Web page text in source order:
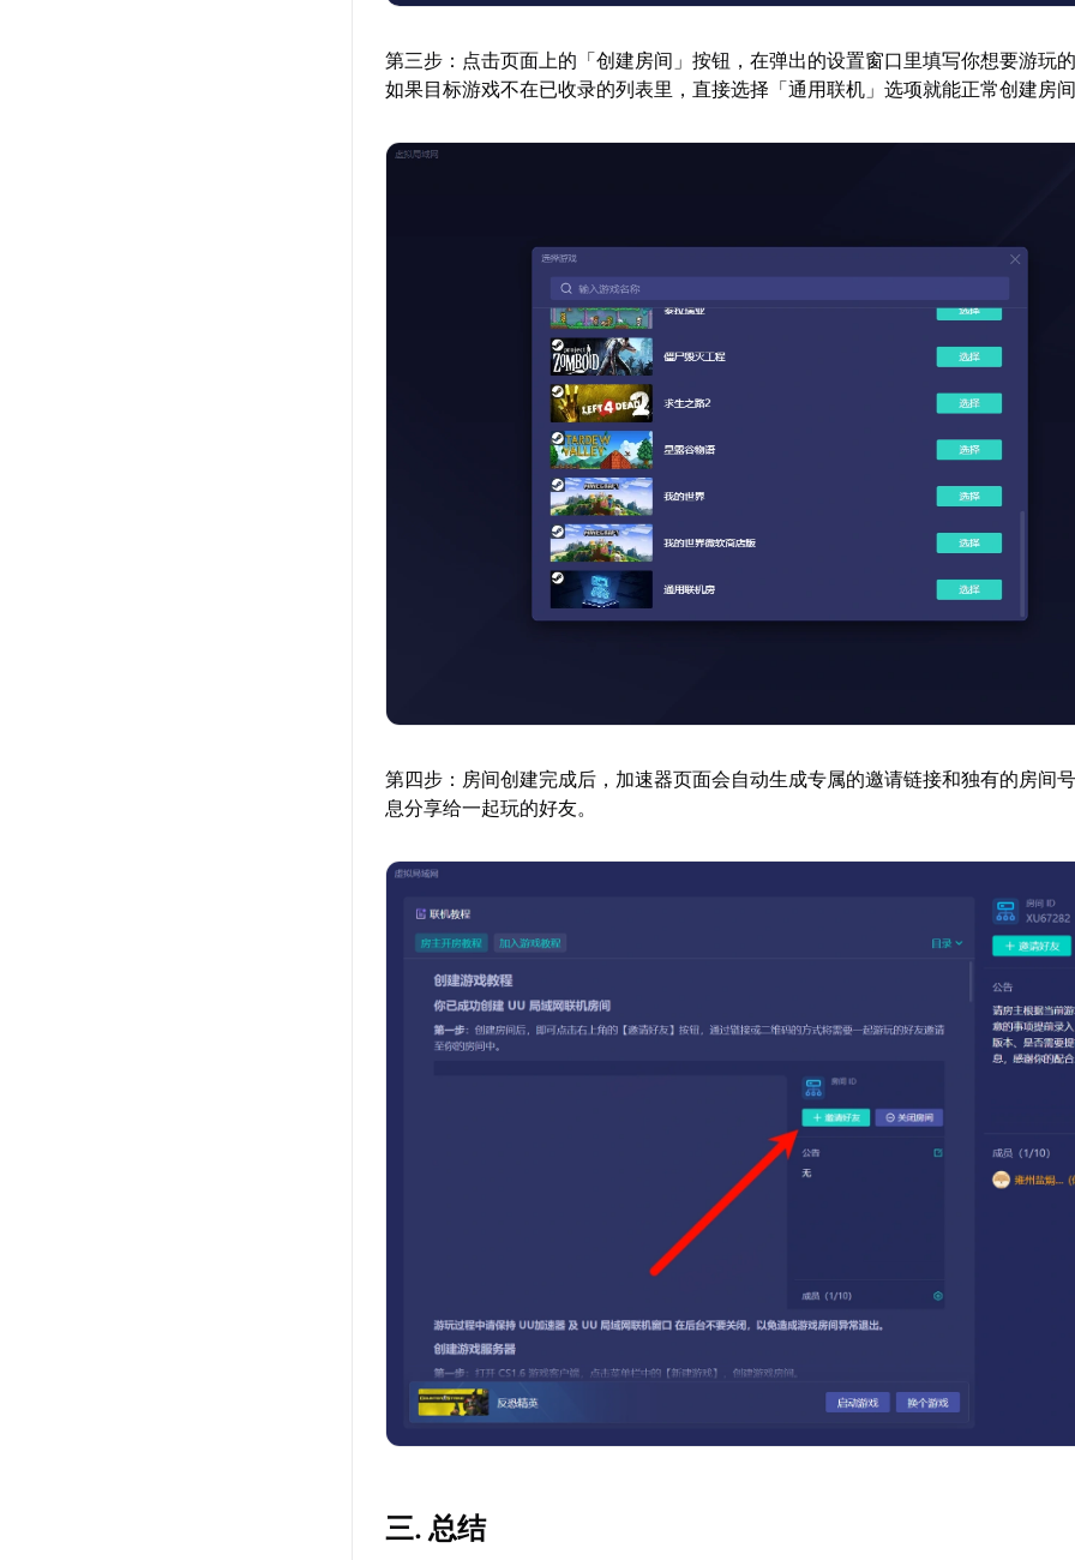
第三步：点击页面上的「创建房间」按钮，在弹出的设置窗口里填写你想要游玩
如果目标游戏不在已收录的列表里，直接选择「通用联机」选项就能正常创建房
第四步：房间创建完成后，加速器页面会自动生成专属的邀请链接和独有的房间
息分享给一起玩的好友。
三. 总结